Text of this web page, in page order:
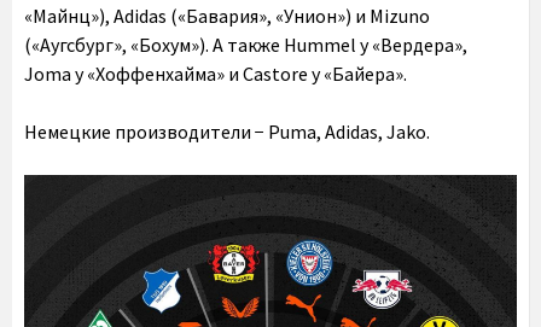
«Майнц»), Adidas («Бавария», «Унион») и Mizuno
(«Аугсбург», «Бохум»). А также Hummel у «Вердера»,
Joma у «Хоффенхайма» и Castore у «Байера».
Немецкие производители − Puma, Adidas, Jako.